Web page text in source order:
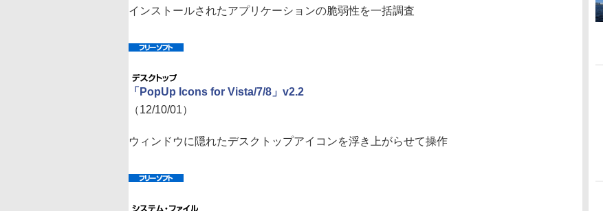
インストールされたアプリケーションの脆弱性を一括調査
「PopUp Icons for Vista/7/8」v2.2
（12/10/01）
ウィンドウに隠れたデスクトップアイコンを浮き上がらせて操作